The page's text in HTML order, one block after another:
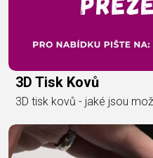
3D Tisk Kovů
3D tisk kovů - jaké jsou